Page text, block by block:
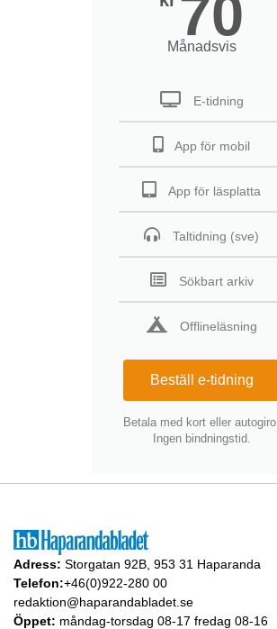
70
Månadsvis
E-tidning
App för mobil
App för läsplatta
Taltidning (sve)
Sökbart arkiv
Offlineläsning
Beställ e-tidning
Betala med kort eller autogiro.
Ingen bindningstid.
Adress: Storgatan 92B, 953 31 Haparanda
Telefon:+46(0)922-280 00
redaktion@haparandabladet.se
Öppet: måndag-torsdag 08-17 fredag 08-16